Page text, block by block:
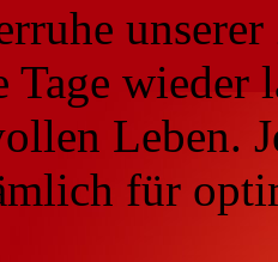
wieder
Leben.
für